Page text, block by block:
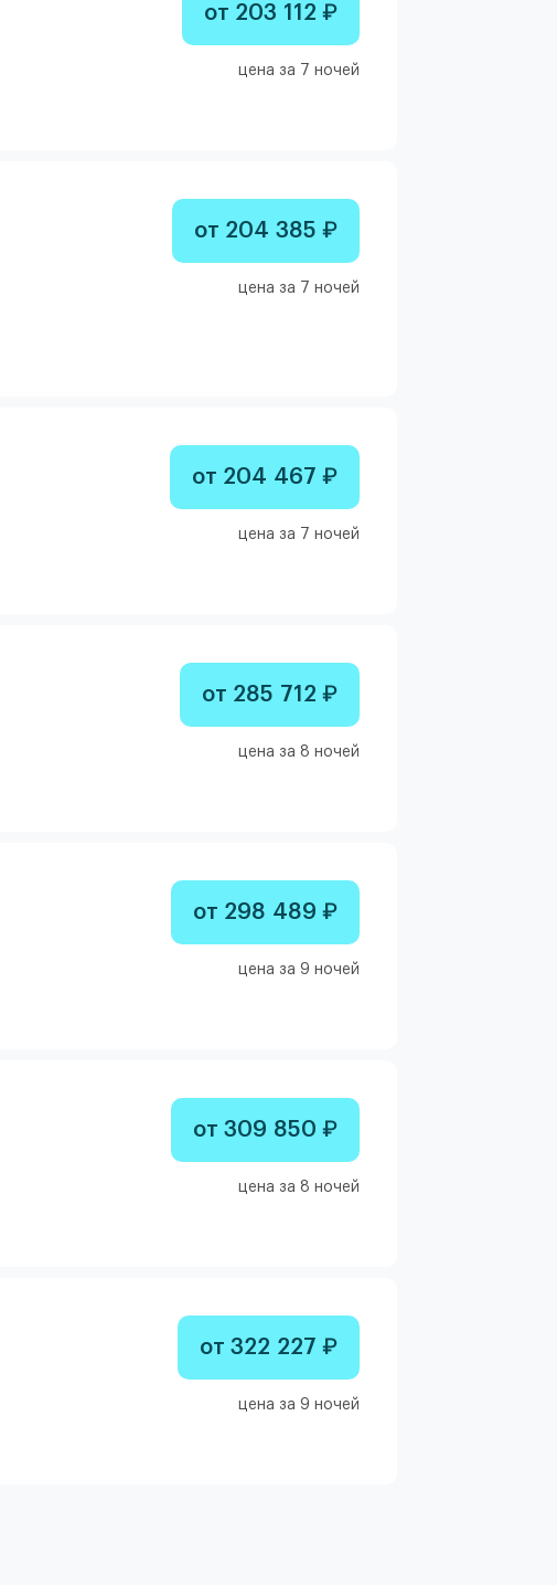
от 203 112 ₽
цена за 7 ночей
от 204 385 ₽
цена за 7 ночей
от 204 467 ₽
цена за 7 ночей
от 285 712 ₽
цена за 8 ночей
от 298 489 ₽
цена за 9 ночей
от 309 850 ₽
цена за 8 ночей
от 322 227 ₽
цена за 9 ночей